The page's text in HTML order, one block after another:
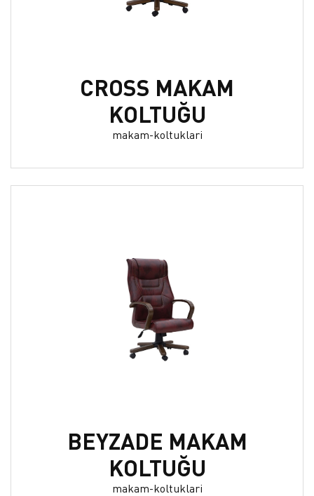
CROSS MAKAM
KOLTUĞU
makam-koltuklari
BEYZADE MAKAM
KOLTUĞU
makam-koltuklari